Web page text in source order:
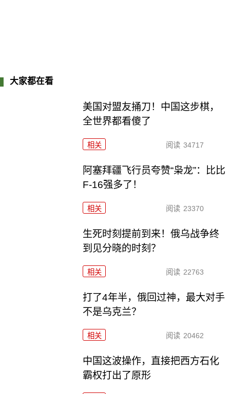
大家都在看
美国对盟友捅刀！中国这步棋，
全世界都看傻了
相关 阅读 34717
阿塞拜疆飞行员夸赞“枭龙”：比比
F-16强多了！
相关 阅读 23370
生死时刻提前到来！俄乌战争终
到见分晓的时刻？
相关 阅读 22763
打了4年半，俄回过神，最大对手
不是乌克兰？
相关 阅读 20462
中国这波操作，直接把西方石化
霸权打出了原形